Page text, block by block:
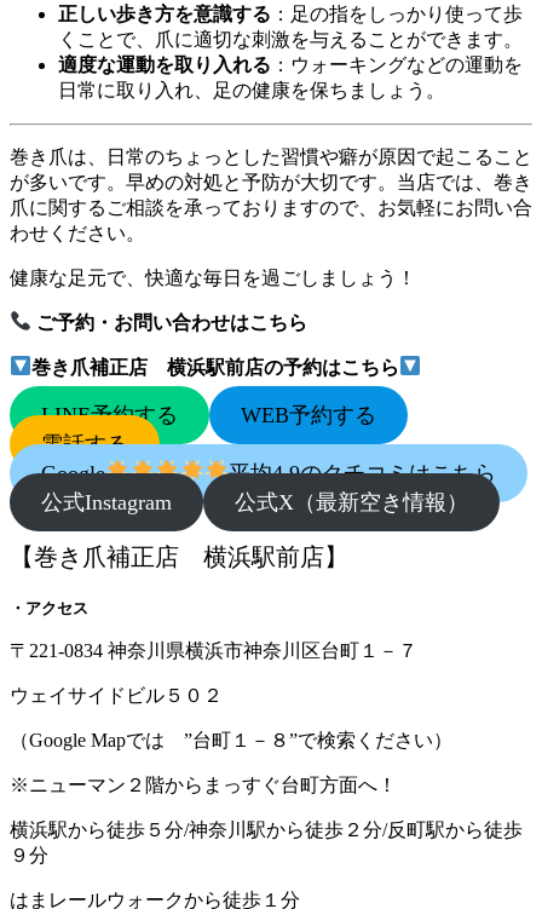
正しい歩き方を意識する ：​足の指をしっかり使って歩
くことで、爪に適切な刺激を与えることができます。
適度な運動を取り入れる ：​ウォーキングなどの運動を
日常に取り入れ、足の健康を保ちましょう。​
巻き爪は、日常のちょっとした習慣や癖が原因で起こること
が多いです。​早めの対処と予防が大切です。​当店では、巻き
爪に関するご相談を承っておりますので、お気軽にお問い合
わせください。​
健康な足元で、快適な毎日を過ごしましょう！
ご予約・お問い合わせはこちら
巻き爪補正店 横浜駅前店の予約はこちら
LINE予約する
WEB予約する
電話する
Google
平均4.9のクチコミはこちら
公式Instagram
公式X（最新空き情報）
【巻き爪補正店 横浜駅前店】
・アクセス
〒221-0834 神奈川県横浜市神奈川区台町１－７
ウェイサイドビル５０２
（Google Mapでは ”台町１－８”で検索ください）
※ニューマン２階からまっすぐ台町方面へ！
横浜駅から徒歩５分/神奈川駅から徒歩２分/反町駅から徒歩
９分
はまレールウォークから徒歩１分